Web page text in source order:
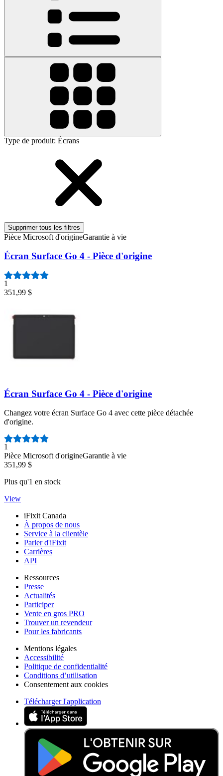
Type de produit: Écrans
Supprimer tous les filtres
Pièce Microsoft d'origineGarantie à vie
Écran Surface Go 4 - Pièce d'origine
1
351,99 $
Écran Surface Go 4 - Pièce d'origine
Changez votre écran Surface Go 4 avec cette pièce détachée
d'origine.
Nombre d'avis :
1
Pièce Microsoft d'origineGarantie à vie
351,99 $
Plus qu'1 en stock
View
iFixit Canada
À propos de nous
Service à la clientèle
Parler d'iFixit
Carrières
API
Ressources
Presse
Actualités
Participer
Vente en gros PRO
Trouver un revendeur
Pour les fabricants
Mentions légales
Accessibilité
Politique de confidentialité
Conditions d’utilisation
Consentement aux cookies
Télécharger l'application